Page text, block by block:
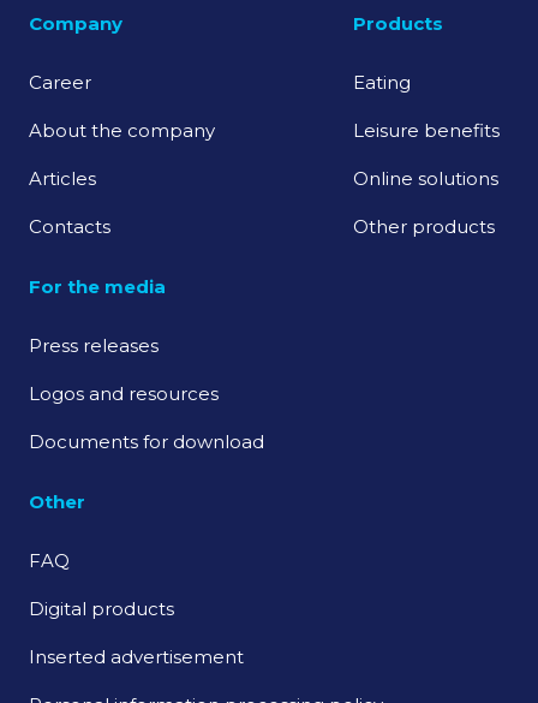
Company
Career
About the company
Articles
Contacts
Products
Eating
Leisure benefits
Online solutions
Other products
For the media
Press releases
Logos and resources
Documents for download
Other
FAQ
Digital products
Inserted advertisement